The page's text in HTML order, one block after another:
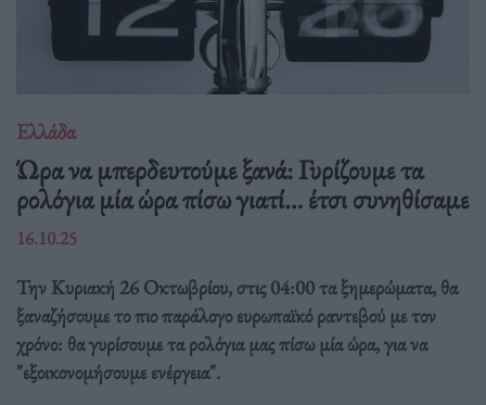
Ελλάδα
Ώρα να μπερδευτούμε ξανά: Γυρίζουμε τα
ρολόγια μία ώρα πίσω γιατί… έτσι συνηθίσαμε
16.10.25
Την Κυριακή 26 Οκτωβρίου, στις 04:00 τα ξημερώματα, θα
ξαναζήσουμε το πιο παράλογο ευρωπαϊκό ραντεβού με τον
χρόνο: θα γυρίσουμε τα ρολόγια μας πίσω μία ώρα, για να
"εξοικονομήσουμε ενέργεια".